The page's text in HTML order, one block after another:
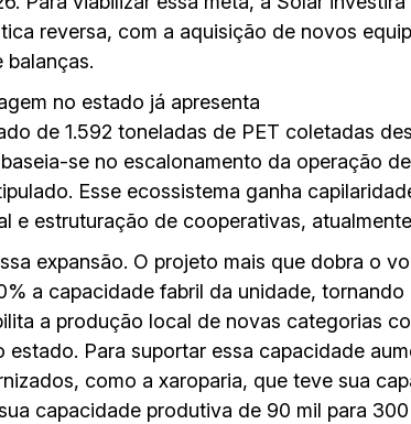
reversa, com a aquisição de novos
balanças.
no estado já apresenta
de 1.592 toneladas de PET coletadas
se no escalonamento da operação
Esse ecossistema ganha
e estruturação de cooperativas,
expansão. O projeto mais que dobra o
a capacidade fabril da unidade,
a produção local de novas categorias
estado. Para suportar essa capacidade
como a xaroparia, que teve sua
capacidade produtiva de 90 mil para